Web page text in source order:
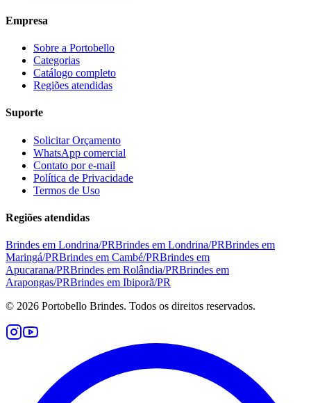
Empresa
Sobre a Portobello
Categorias
Catálogo completo
Regiões atendidas
Suporte
Solicitar Orçamento
WhatsApp comercial
Contato por e-mail
Política de Privacidade
Termos de Uso
Regiões atendidas
Brindes em Londrina/PRBrindes em Londrina/PRBrindes em
Maringá/PRBrindes em Cambé/PRBrindes em
Apucarana/PRBrindes em Rolândia/PRBrindes em
Arapongas/PRBrindes em Ibiporã/PR
© 2026 Portobello Brindes. Todos os direitos reservados.